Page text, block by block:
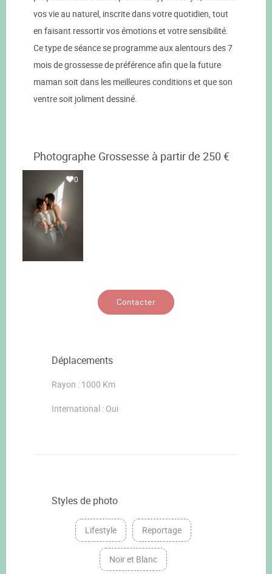
vos vie au naturel, inscrite dans votre quotidien, tout
en faisant ressortir vos émotions et votre sensibilité.
Ce type de séance se programme aux alentours des 7
mois de grossesse de préférence afin que la future
maman soit dans les meilleures conditions et que son
ventre soit joliment dessiné.
Photographe Grossesse à partir de 250 €
0
Contacter
Déplacements
Rayon : 1000 Km
International : Oui
Styles de photo
Lifestyle Reportage
Noir et Blanc